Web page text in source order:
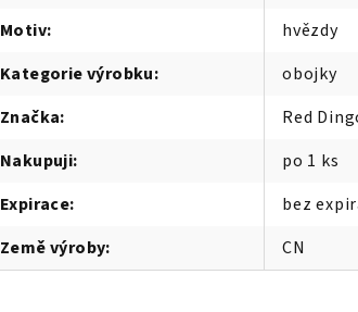
Motiv:
hvězdy
Kategorie výrobku:
obojky
Značka:
Red
Nakupuji:
po 1 ks
Expirace:
bez
Země výroby: CN